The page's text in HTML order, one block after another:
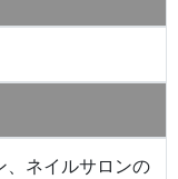
、ネイルサロンの